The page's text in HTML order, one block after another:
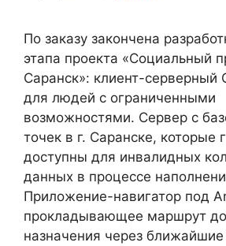
По заказу закончена
этапа проекта «Социальный
Саранск»: клиент-серверный
для людей с ограниченными
возможностями. Сервер с
точек в г. Саранске, которые
доступны для инвалидных
данных в процессе
Приложение-навигатор под
прокладывающее маршрут до
назначения через ближайшие